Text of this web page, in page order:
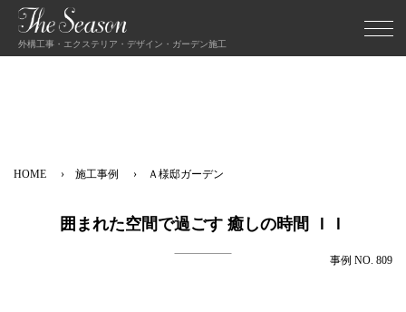
外構工事・エクステリア・デザイン・ガーデン施工
HOME 施工事例 Ａ様邸ガーデン
囲まれた空間で過ごす 癒しの時間 ＩＩ
事例 NO. 809